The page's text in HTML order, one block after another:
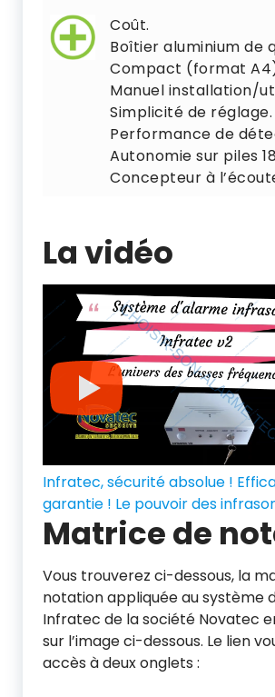
Coût.
Boîtier aluminium de
Compact (format
Manuel installation/
Simplicité de réglage.
Performance de
Autonomie sur piles
Concepteur à
La vidéo
Infratec, sécurité absolue !
garantie ! Le pouvoir des
Matrice de
Vous trouverez ci-dessous, la
notation appliquée au système
Infratec de la société Novatec
sur l’image ci-dessous. Le lien
accès à deux onglets :